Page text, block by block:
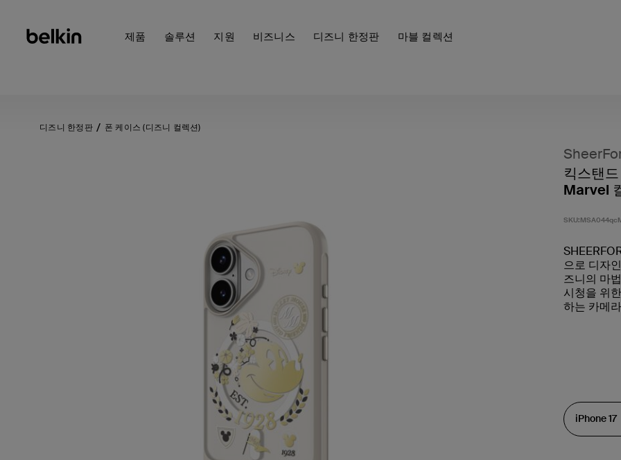
제품 솔루션 지원 비즈니스 디즈니 한정판 마블 컬렉션
디즈니 한정판 폰 케이스 (디즈니 컬렉션)
킥스탠
Marvel
SKU:
으로 디자
즈니의 마
시청을 위
하는 카메